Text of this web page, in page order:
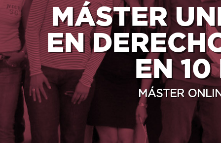
MÁSTER
EN
EN 10
MÁSTER